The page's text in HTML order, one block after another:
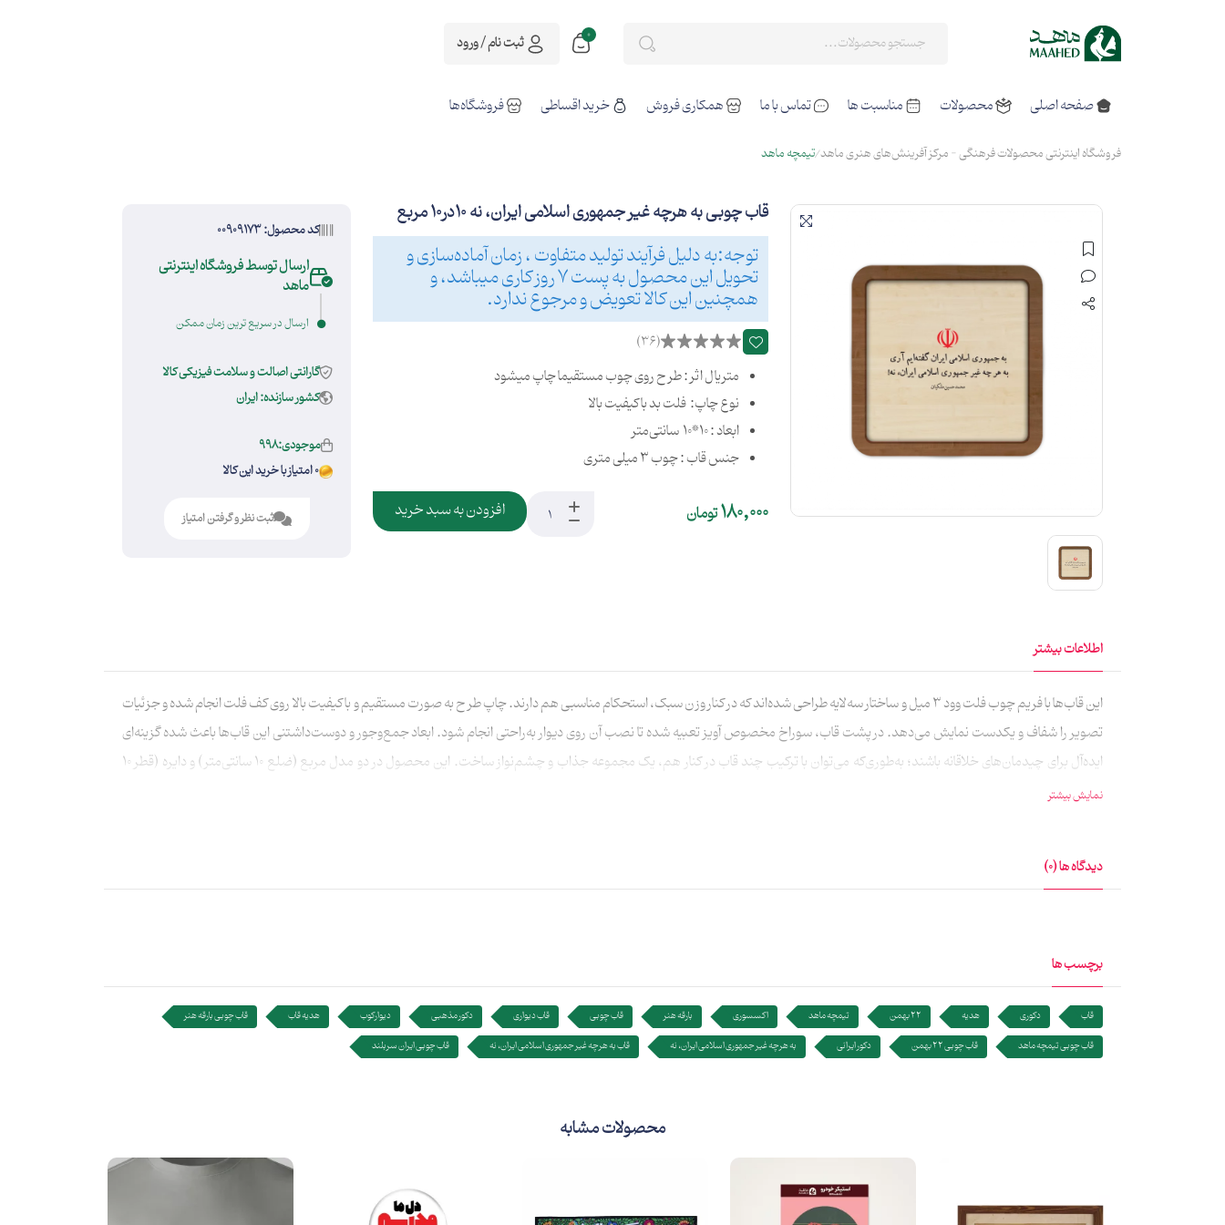
0 ثبت نام / ورود
صفحه اصلی محصولات مناسبت ها تماس با ما همکاری فروش خرید اقساطی فروشگاه‌ها
فروشگاه اینترنتی محصولات فرهنگی - مرکز آفرینش‌های هنری ماهد تیمچه ماهد
قاب چوبی به هرچه غیر جمهوری اسلامی ایران، نه 10در10 مربع
توجه:به دلیل فرآیند تولید متفاوت ، زمان آماده‌سازی و
تحویل این محصول به پست 7 روز کاری میباشد، و
همچنین این کالا تعویض و مرجوع ندارد.
(36)
متریال اثر : طرح روی چوب مستقیما چاپ میشود
نوع چاپ: فلت بد با کیفیت بالا
ابعاد : 10*10 سانتی‌متر
جنس قاب : چوب 3 میلی متری
180,000تومان افزودن به سبد خرید
کد محصول: 00909173
ارسال توسط فروشگاه اینترنتی
ماهد
ارسال در سریع ترین زمان ممکن
گارانتی اصالت و سلامت فیزیکی کالا
کشور سازنده: ایران
موجودی:998
0 امتیاز با خرید این کالا
ثبت نظر و گرفتن امتیاز
اطلاعات بیشتر
این قاب‌ها با فریم چوب فلت وود 3 میل و ساختار سه‌لایه طراحی شده‌اند که در کنار وزن سبک، استحکام مناسبی هم دارند. چاپ طرح به صورت مستقیم و با کیفیت بالا روی کف فلت انجام شده و جزئیات
تصویر را شفاف و یکدست نمایش می‌دهد. در پشت قاب، سوراخ مخصوص آویز تعبیه شده تا نصب آن روی دیوار به‌راحتی انجام شود. ابعاد جمع‌وجور و دوست‌داشتنی این قاب‌ها باعث شده گزینه‌ای
ایده‌آل برای چیدمان‌های خلاقانه باشند؛ به‌طوری‌که می‌توان با ترکیب چند قاب در کنار هم، یک مجموعه جذاب و چشم‌نواز ساخت. این محصول در دو مدل مربع (ضلع 10 سانتی‌متر) و دایره (قطر 10
سانتی‌متر) عرضه می‌شود و انتخابی دلنشین برای تزیین فضاهای کوچک، اتاق کودک، راهرو یا دیوارهای ترکیبی است.
نمایش بیشتر
دیدگاه ها (0)
برچسب ها
قاب دکوری هدیه 22 بهمن تیمچه ماهد اکسسوری بارقه هنر قاب چوبی قاب دیواری دکور مذهبی دیوارکوب هدیه قاب
قاب چوبی بارقه هنر
قاب چوبی تیمچه ماهد
قاب چوبی 22 بهمن دکور ایرانی به هرچه غیر جمهوری اسلامی ایران، نه قاب به هرچه غیر جمهوری اسلامی ایران، نه قاب چوبی ایران سربلند
محصولات مشابه